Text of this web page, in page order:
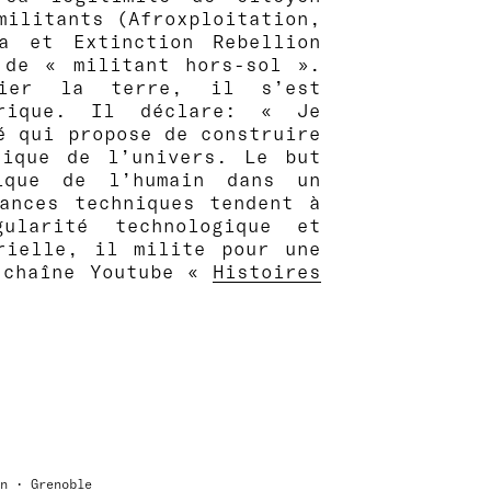
(Afroxploitation,
et Extinction Rebellion
« militant hors-sol ».
la terre, il s’est
Il déclare: « Je
propose de construire
de l’univers. Le but
de l’humain dans un
techniques tendent à
technologique et
il milite pour une
Youtube « Histoires
• Grenoble